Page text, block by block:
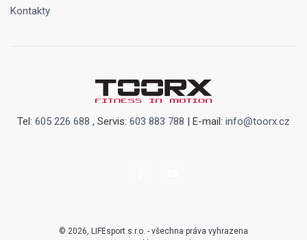
Kontakty
Tel: 605 226 688 , Servis: 603 883 788 | E-mail: info@toorx.cz
© 2026, LIFEsport s.r.o. - všechna práva vyhrazena